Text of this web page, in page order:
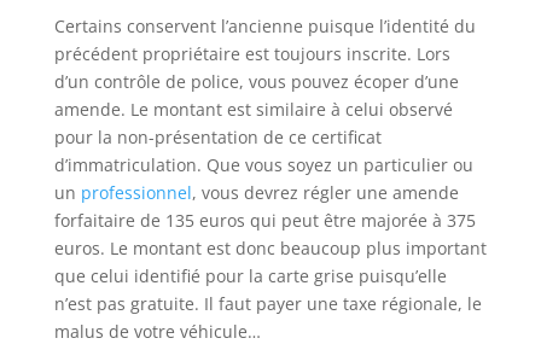
Certains conservent l’ancienne puisque l’identité du
précédent propriétaire est toujours inscrite. Lors
d’un contrôle de police, vous pouvez écoper d’une
amende. Le montant est similaire à celui observé
pour la non-présentation de ce certificat
d’immatriculation. Que vous soyez un particulier ou
un professionnel, vous devrez régler une amende
forfaitaire de 135 euros qui peut être majorée à 375
euros. Le montant est donc beaucoup plus important
que celui identifié pour la carte grise puisqu’elle
n’est pas gratuite. Il faut payer une taxe régionale, le
malus de votre véhicule…